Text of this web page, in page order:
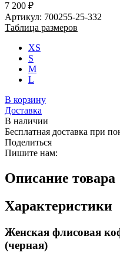
7 200 ₽
Артикул: 700255-25-332
Таблица размеров
XS
S
M
L
В корзину
Доставка
В наличии
Бесплатная доставка при
Поделиться
Пишите нам:
Описание товара
Характеристики
Женская флисовая
(черная)